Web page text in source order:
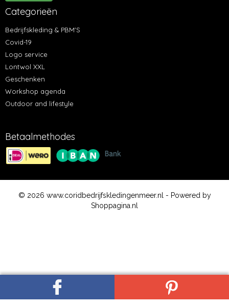
Categorieën
Bedrijfskleding & PBM'S
Covid-19
Logo service
Lontwol XXL
Geschenken
Workshop agenda
Outdoor and lifestyle
Betaalmethodes
© 2026 www.coridbedrijfskledingenmeer.nl - Powered by
Shoppagina.nl